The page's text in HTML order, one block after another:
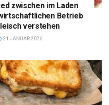
zwischen im Laden
Betrieb
verstehen
21 JANUAR 2026